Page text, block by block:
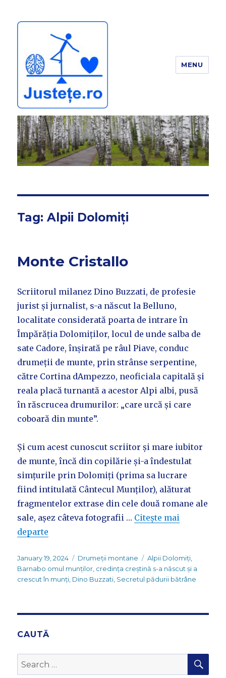
JUSTEȚE
MENU
Tag:Alpii Dolomiți
Monte Cristallo
Scriitorul milanez Dino Buzzati, de profesie
jurist și jurnalist, s-a născut la Belluno,
localitate considerată poarta de intrare în
Împărăția Dolomiților, locul de unde salba de
sate Cadore, înșirată pe râul Piave, conduc
drumeții de munte, prin strânse serpentine,
către Cortina dAmpezzo, neoficiala capitală și
reala placă turnantă a acestor Alpi albi, pusă
în răscrucea drumurilor: „care urcă și care
coboară din munte”.
Și cum acest cunoscut scriitor și mare iubitor
de munte, încă din copilărie și-a îndestulat
simțurile prin Dolomiți (prima sa lucrare
fiind intitulată Cântecul Munților), alăturat
fragmentelor extrase din cele două romane ale
sale, așez câteva fotografii … Citește mai
departe
Posted
on
January 19, 2024 Categories
Drumeții montane Tags
Alpii Dolomiți
Barnabo omul munților credința creștină s-a născut și a
crescut în munți Dino Buzzati Secretul pădurii bătrâne
CAUTĂ
Search
for: